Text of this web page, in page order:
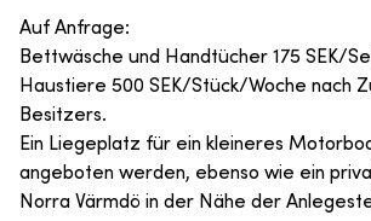
Auf Anfrage:
Bettwäsche und Handtücher 175 SEK/
Haustiere 500 SEK/Stück/Woche nach
Besitzers.
Ein Liegeplatz für ein kleineres
angeboten werden, ebenso wie ein
Norra Värmdö in der Nähe der